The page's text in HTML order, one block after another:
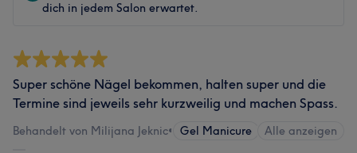
dich in jedem Salon erwartet.
Super schöne Nägel bekommen, halten super und die
Termine sind jeweils sehr kurzweilig und machen Spass.
Behandelt von Milijana Jeknic• Gel Manicure Alle anzeigen